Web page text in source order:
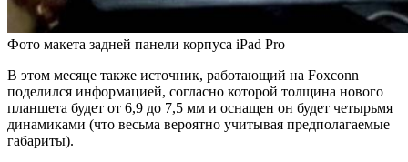
Фото макета задней панели корпуса iPad Pro
В этом месяце также источник, работающий на Foxconn
поделился информацией, согласно которой толщина нового
планшета будет от 6,9 до 7,5 мм и оснащен он будет четырьмя
динамиками (что весьма вероятно учитывая предполагаемые
габариты).